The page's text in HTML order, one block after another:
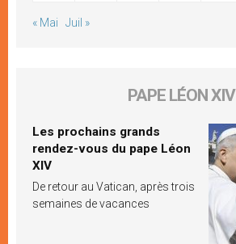
« Mai Juil »
PAPE LÉON XIV
Les prochains grands
rendez-vous du pape Léon
XIV
De retour au Vatican, après trois
semaines de vacances